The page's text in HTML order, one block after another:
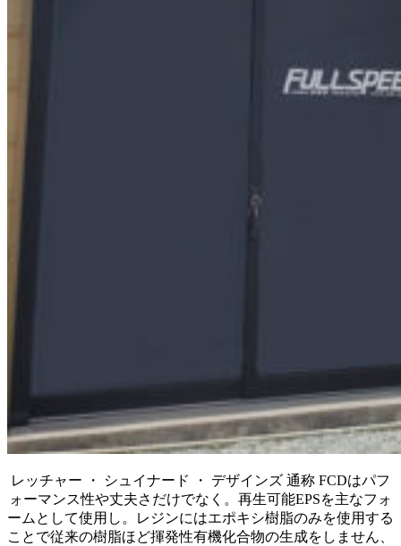
レッチャー ・ シュイナード ・ デザインズ 通称 FCDはパフ
ォーマンス性や丈夫さだけでなく。再生可能EPSを主なフォ
ームとして使用し。レジンにはエポキシ樹脂のみを使用する
ことで従来の樹脂ほど揮発性有機化合物の生成をしません、